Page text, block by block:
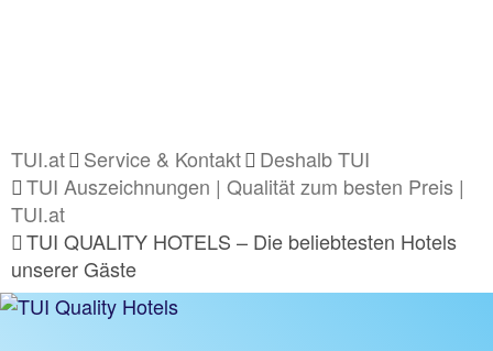
TUI.at Service & Kontakt
Deshalb TUI
TUI Auszeichnungen | Qualität zum besten Preis |
TUI.at
TUI QUALITY HOTELS – Die beliebtesten Hotels
unserer Gäste